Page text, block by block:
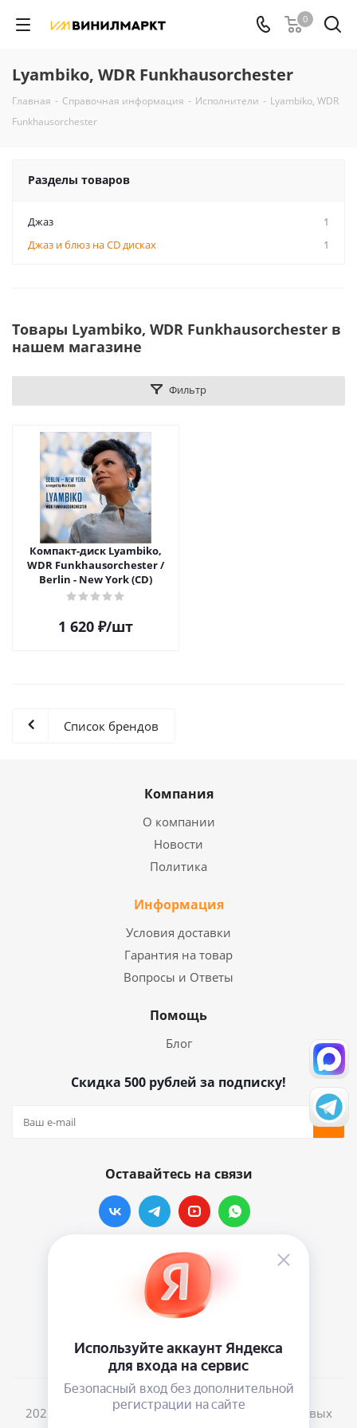
0
Lyambiko, WDR Funkhausorchester
Главная - Справочная информация - Исполнители - Lyambiko, WDR
Funkhausorchester
Разделы товаров
Джаз
1
Джаз и блюз на CD дисках
1
Товары Lyambiko, WDR Funkhausorchester в
нашем магазине
Фильтр
Компакт-диск Lyambiko,
WDR Funkhausorchester /
Berlin - New York (CD)
1 620 ₽/шт
Список брендов
Компания
О компании
Новости
Политика
Информация
Условия доставки
Гарантия на товар
Вопросы и Ответы
Помощь
Блог
Скидка 500 рублей за подписку!
Оставайтесь на связи
Наши контакты
info@vinylmarkt.ru
2026 © Винилмаркт - интернет-магазин виниловых